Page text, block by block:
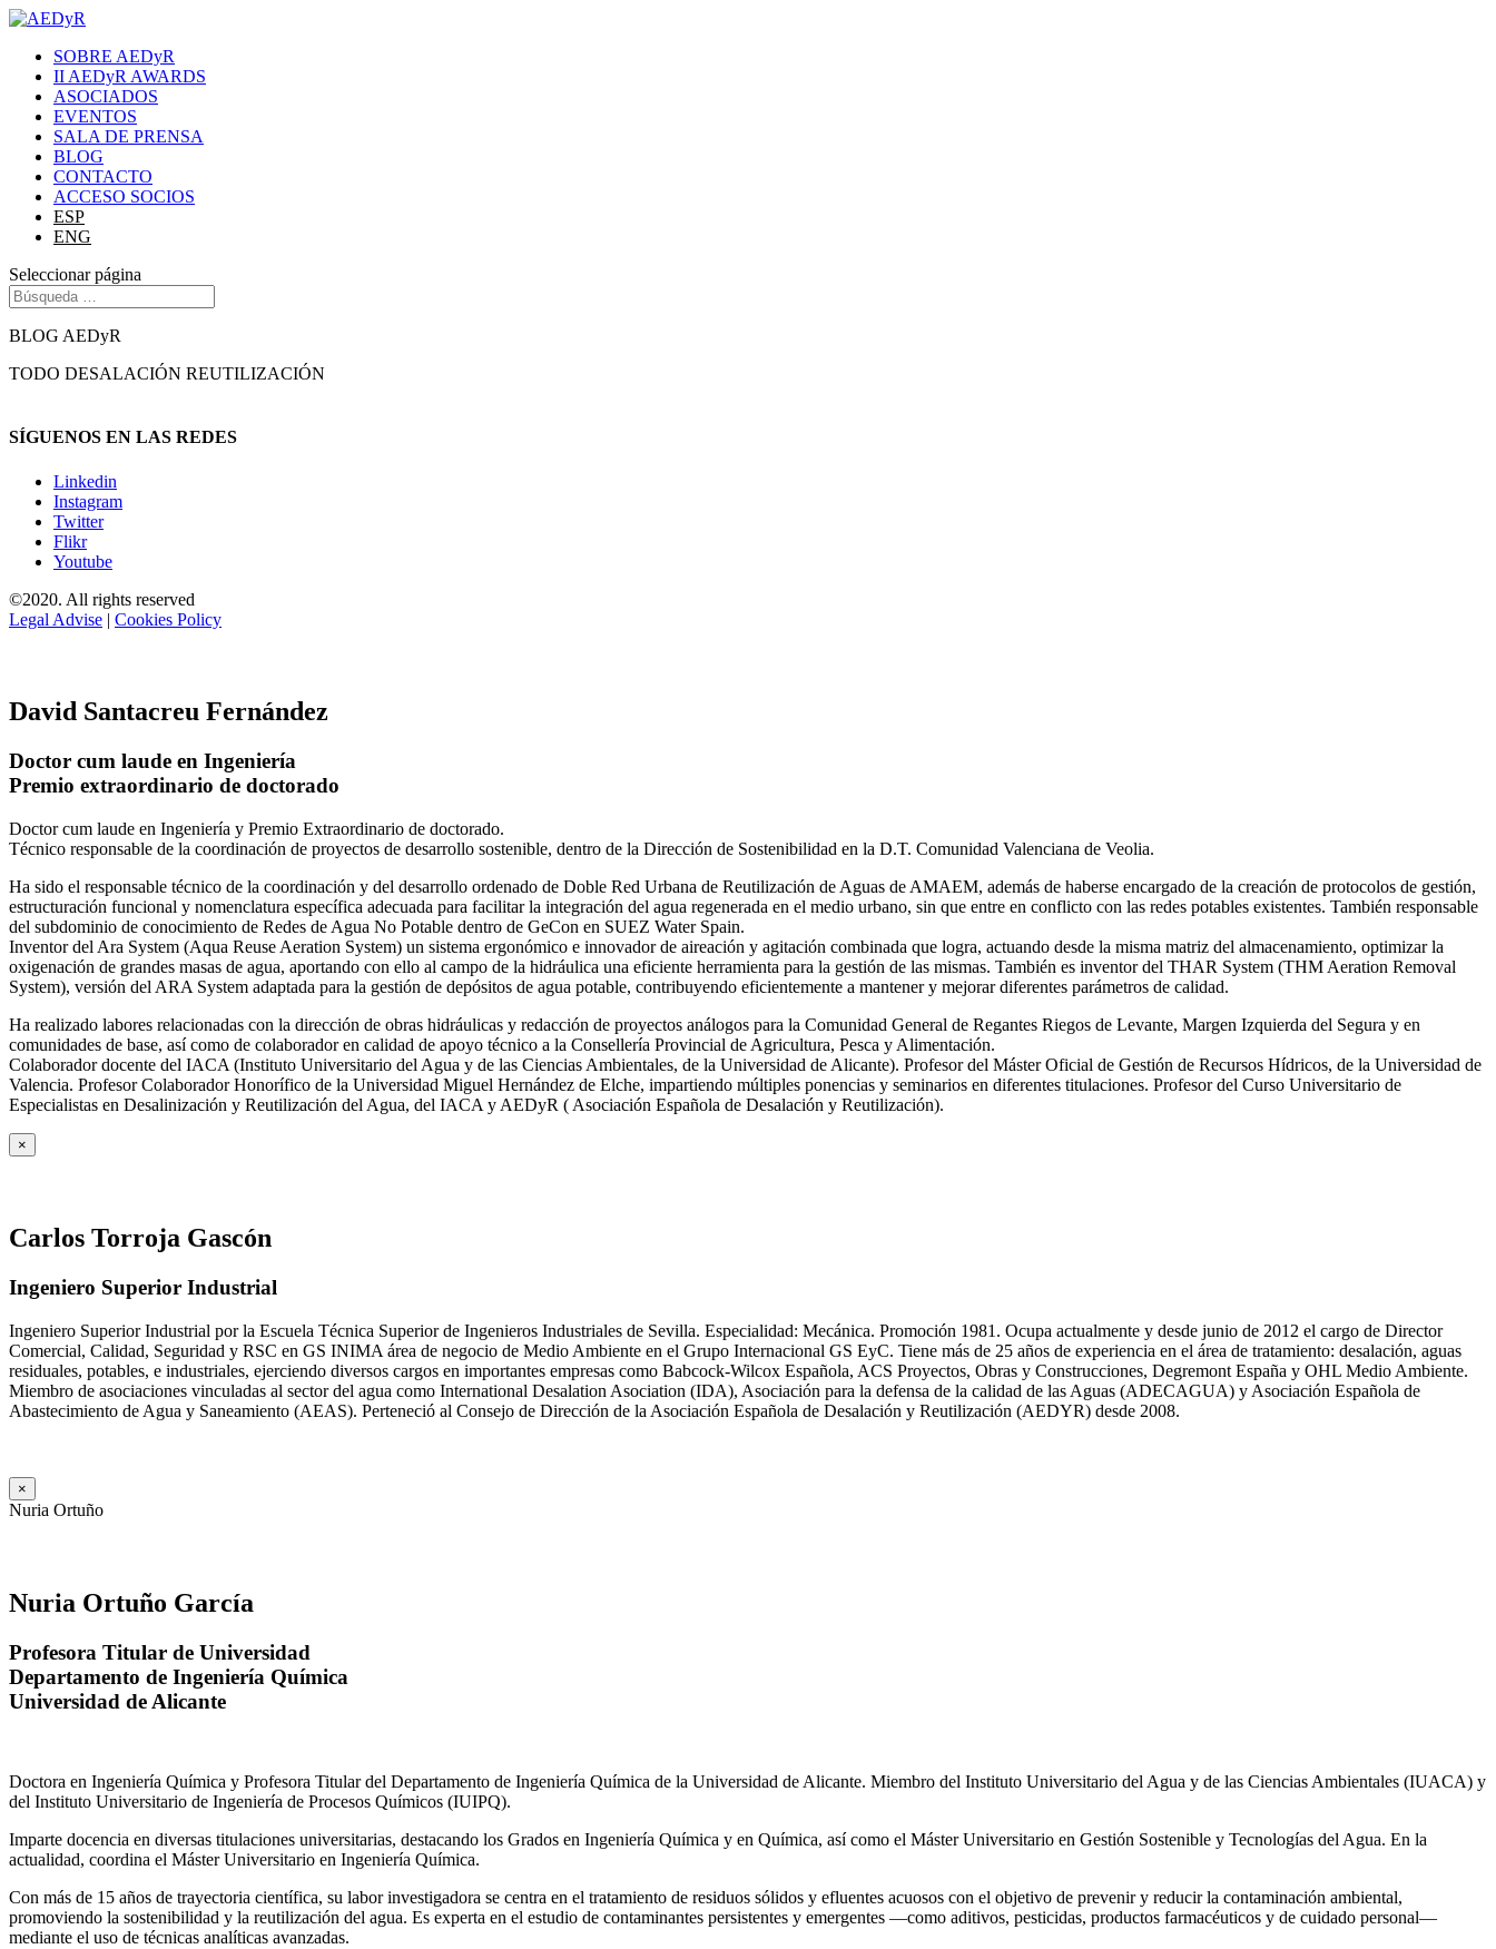
SOBRE AEDyR
II AEDyR AWARDS
ASOCIADOS
EVENTOS
SALA DE PRENSA
BLOG
CONTACTO
ACCESO SOCIOS
ESP
ENG
Seleccionar página
BLOG AEDyR
TODO DESALACIÓN REUTILIZACIÓN
SÍGUENOS EN LAS REDES
Linkedin
Instagram
Twitter
Flikr
Youtube
©2020. All rights reserved
Legal Advise | Cookies Policy
David Santacreu Fernández
Doctor cum laude en Ingeniería
Premio extraordinario de doctorado
Doctor cum laude en Ingeniería y Premio Extraordinario de doctorado.
Técnico responsable de la coordinación de proyectos de desarrollo sostenible, dentro de la Dirección de Sostenibilidad en la D.T. Comunidad Valenciana de Veolia.
Ha sido el responsable técnico de la coordinación y del desarrollo ordenado de Doble Red Urbana de Reutilización de Aguas de AMAEM, además de haberse encargado de la creación de protocolos de gestión,
estructuración funcional y nomenclatura específica adecuada para facilitar la integración del agua regenerada en el medio urbano, sin que entre en conflicto con las redes potables existentes. También responsable
del subdominio de conocimiento de Redes de Agua No Potable dentro de GeCon en SUEZ Water Spain.
Inventor del Ara System (Aqua Reuse Aeration System) un sistema ergonómico e innovador de aireación y agitación combinada que logra, actuando desde la misma matriz del almacenamiento, optimizar la
oxigenación de grandes masas de agua, aportando con ello al campo de la hidráulica una eficiente herramienta para la gestión de las mismas. También es inventor del THAR System (THM Aeration Removal
System), versión del ARA System adaptada para la gestión de depósitos de agua potable, contribuyendo eficientemente a mantener y mejorar diferentes parámetros de calidad.
Ha realizado labores relacionadas con la dirección de obras hidráulicas y redacción de proyectos análogos para la Comunidad General de Regantes Riegos de Levante, Margen Izquierda del Segura y en
comunidades de base, así como de colaborador en calidad de apoyo técnico a la Consellería Provincial de Agricultura, Pesca y Alimentación.
Colaborador docente del IACA (Instituto Universitario del Agua y de las Ciencias Ambientales, de la Universidad de Alicante). Profesor del Máster Oficial de Gestión de Recursos Hídricos, de la Universidad de
Valencia. Profesor Colaborador Honorífico de la Universidad Miguel Hernández de Elche, impartiendo múltiples ponencias y seminarios en diferentes titulaciones. Profesor del Curso Universitario de
Especialistas en Desalinización y Reutilización del Agua, del IACA y AEDyR ( Asociación Española de Desalación y Reutilización).
×
Carlos Torroja Gascón
Ingeniero Superior Industrial
Ingeniero Superior Industrial por la Escuela Técnica Superior de Ingenieros Industriales de Sevilla. Especialidad: Mecánica. Promoción 1981. Ocupa actualmente y desde junio de 2012 el cargo de Director
Comercial, Calidad, Seguridad y RSC en GS INIMA área de negocio de Medio Ambiente en el Grupo Internacional GS EyC. Tiene más de 25 años de experiencia en el área de tratamiento: desalación, aguas
residuales, potables, e industriales, ejerciendo diversos cargos en importantes empresas como Babcock-Wilcox Española, ACS Proyectos, Obras y Construcciones, Degremont España y OHL Medio Ambiente.
Miembro de asociaciones vinculadas al sector del agua como International Desalation Asociation (IDA), Asociación para la defensa de la calidad de las Aguas (ADECAGUA) y Asociación Española de
Abastecimiento de Agua y Saneamiento (AEAS). Perteneció al Consejo de Dirección de la Asociación Española de Desalación y Reutilización (AEDYR) desde 2008.
×
Nuria Ortuño
Nuria Ortuño García
Profesora Titular de Universidad
Departamento de Ingeniería Química
Universidad de Alicante
Doctora en Ingeniería Química y Profesora Titular del Departamento de Ingeniería Química de la Universidad de Alicante. Miembro del Instituto Universitario del Agua y de las Ciencias Ambientales (IUACA) y
del Instituto Universitario de Ingeniería de Procesos Químicos (IUIPQ).
Imparte docencia en diversas titulaciones universitarias, destacando los Grados en Ingeniería Química y en Química, así como el Máster Universitario en Gestión Sostenible y Tecnologías del Agua. En la
actualidad, coordina el Máster Universitario en Ingeniería Química.
Con más de 15 años de trayectoria científica, su labor investigadora se centra en el tratamiento de residuos sólidos y efluentes acuosos con el objetivo de prevenir y reducir la contaminación ambiental,
promoviendo la sostenibilidad y la reutilización del agua. Es experta en el estudio de contaminantes persistentes y emergentes —como aditivos, pesticidas, productos farmacéuticos y de cuidado personal—
mediante el uso de técnicas analíticas avanzadas.